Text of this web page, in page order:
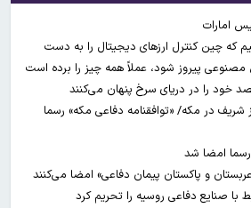
امارات
که چین کنترل ارز‌های دیجیتال را به دست
پیروز شود، عملاً همه چیز را برده است
خود را در دریای سرخ پنهان می‌کنند
شریف در مکه/ «توافقنامه دفاعی مکه» رسما
رسما امضا شد
و پاکستان پیمان دفاعی» امضا می‌کنند